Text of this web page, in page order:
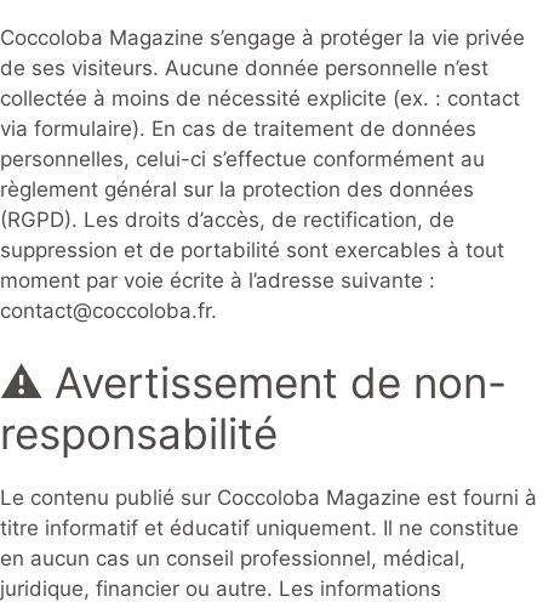
Coccoloba Magazine s’engage à protéger la vie privée
de ses visiteurs. Aucune donnée personnelle n’est
collectée à moins de nécessité explicite (ex. : contact
via formulaire). En cas de traitement de données
personnelles, celui-ci s’effectue conformément au
règlement général sur la protection des données
(RGPD). Les droits d’accès, de rectification, de
suppression et de portabilité sont exercables à tout
moment par voie écrite à l’adresse suivante :
contact@coccoloba.fr.
⚠️ Avertissement de non-
responsabilité
Le contenu publié sur Coccoloba Magazine est fourni à
titre informatif et éducatif uniquement. Il ne constitue
en aucun cas un conseil professionnel, médical,
juridique, financier ou autre. Les informations